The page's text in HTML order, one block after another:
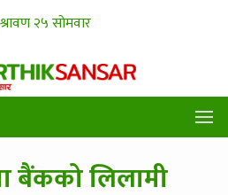
बैंकको लिलामी